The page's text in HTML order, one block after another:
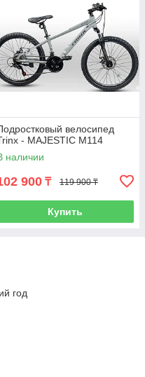
велосипед
- MAJESTIC M114
наличии
900 ₸ 119 900 ₸
Купить
год